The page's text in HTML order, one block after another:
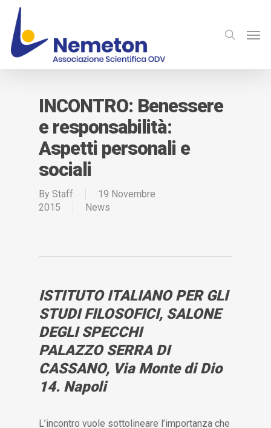
INCONTRO: Benessere
e responsabilità:
Aspetti personali e
sociali
By Staff
19 Novembre
2015
News
ISTITUTO ITALIANO PER GLI
STUDI FILOSOFICI, SALONE
DEGLI SPECCHI
PALAZZO SERRA DI
CASSANO, Via Monte di Dio
14. Napoli
L’incontro vuole sottolineare l’importanza che